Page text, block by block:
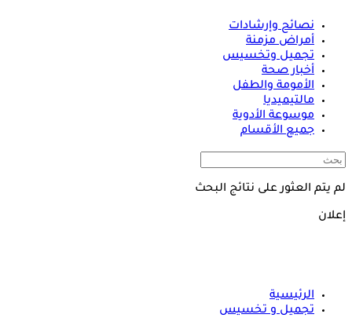
نصائح وإرشادات
أمراض مزمنة
تجميل وتخسيس
أخبار صحة
الأمومة والطفل
مالتيميديا
موسوعة الأدوية
جميع الأقسام
لم يتم العثور على نتائج البحث
إعلان
الرئيسية
تجميل و تخسيس